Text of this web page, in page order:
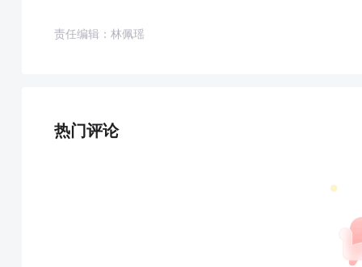
责任编辑：林佩瑶
热门评论